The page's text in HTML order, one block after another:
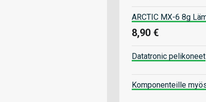
ARCTIC MX-6 8g
8,90 €
Datatronic pelikoneet
Komponenteille